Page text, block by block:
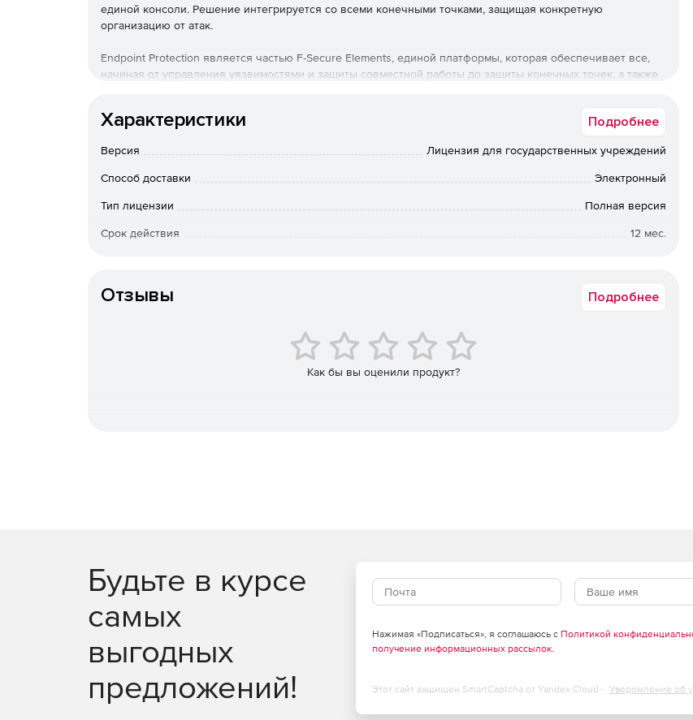
единой консоли. Решение интегрируется со всеми конечными точками, защищая конкретную
организацию от атак.
Endpoint Protection является частью F-Secure Elements, единой платформы, которая обеспечивает все,
начиная от управления уязвимостями и защиты совместной работы до защиты конечных точек, а также
F-Secure Elements Security Center
Обеспечивает видимость для повышения статуса безопасности компании. Решение также выполняет
приоритизацию активов, идентификацию уязвимостей, управление исправлениями и обнаружение
ситуационной осведомленности.
F-Secure Elements EPP for Computer
включает расширенные функции безопасности, такие как Application Control с блокировкой скриптов и
DataGuard с File Access Control для компаний с повышенными требованиями к безопасности.
Это проактивное, оптимизированное решение для полной защиты мобильных устройств. Отражает
Защита SharePoint, сканирующая отправку и скачивание контента SharePoint.
Сертифицированная защита Citrix с управлением исправлениями для опубликованных приложений.
Защита Linux, обеспечивающая основные возможности безопасности для клиентов Linux.
Характеристики Подробнее
Версия Лицензия для государственных учреждений
Способ доставки Электронный
Тип лицензии Полная версия
Срок действия 12 мес.
Отзывы Подробнее
Как бы вы оценили продукт?
Будьте в курсе
самых
выгодных
предложений!
Нажимая «Подписаться», я соглашаюсь с Политикой
получение информационных рассылок.
Этот сайт защищен SmartCaptcha от Yandex Cloud - Уведомление об